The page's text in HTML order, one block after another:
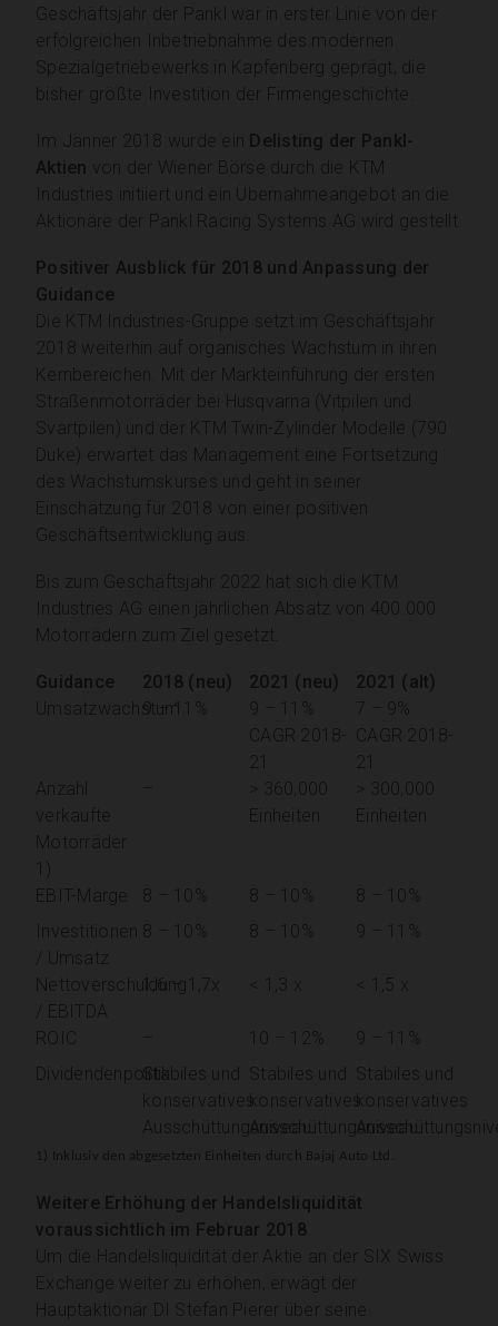
Geschäftsjahr der Pankl war in erster Linie von der
erfolgreichen Inbetriebnahme des modernen
Spezialgetriebewerks in Kapfenberg geprägt, die
bisher größte Investition der Firmengeschichte.
Im Jänner 2018 wurde ein Delisting der Pankl-
Aktien von der Wiener Börse durch die KTM
Industries initiiert und ein Übernahmeangebot an die
Aktionäre der Pankl Racing Systems AG wird gestellt.
Positiver Ausblick für 2018 und Anpassung der
Guidance
Die KTM Industries-Gruppe setzt im Geschäftsjahr
2018 weiterhin auf organisches Wachstum in ihren
Kernbereichen. Mit der Markteinführung der ersten
Straßenmotorräder bei Husqvarna (Vitpilen und
Svartpilen) und der KTM Twin-Zylinder Modelle (790
Duke) erwartet das Management eine Fortsetzung
des Wachstumskurses und geht in seiner
Einschätzung für 2018 von einer positiven
Geschäftsentwicklung aus.
Bis zum Geschäftsjahr 2022 hat sich die KTM
Industries AG einen jährlichen Absatz von 400.000
Motorrädern zum Ziel gesetzt.
Guidance 2018 (neu) 2021 (neu)
2021 (alt)
Umsatzwachstum9 – 11%
9 – 11%
CAGR 2018-
7 – 9%
CAGR 2018-
Anzahl
verkaufte
Motorräder
1)
> 360,000
Einheiten
> 300,000
Einheiten
EBIT-Marge 8 – 10% 8 – 10%
8 – 10%
Investitionen
/ Umsatz
8 – 10% 8 – 10% 9 – 11%
Nettoverschuldung
/ EBITDA
1,6 – 1,7x < 1,3 x < 1,5 x
ROIC 10 – 12%
9 – 11%
DividendenpolitikStabiles und
konservatives
Ausschüttungsniveau
Stabiles und
konservatives
Ausschüttungsniveau
Stabiles und
konservatives
1) Inklusiv den abgesetzten Einheiten durch Bajaj Auto Ltd.
Weitere Erhöhung der Handelsliquidität
voraussichtlich im Februar 2018
Um die Handelsliquidität der Aktie an der SIX Swiss
Exchange weiter zu erhöhen, erwägt der
Hauptaktionär DI Stefan Pierer über seine